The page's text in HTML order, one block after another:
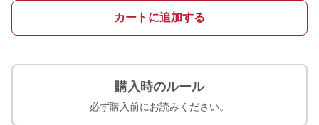
カートに追加する
購入時のルール
必ず購入前にお読みください。